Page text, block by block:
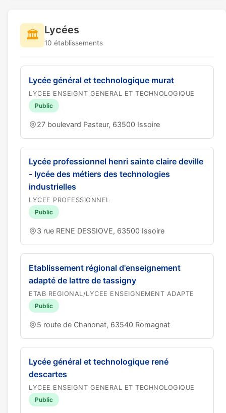
🏛️ Lycées
10 établissements
Lycée général et technologique murat
LYCEE ENSEIGNT GENERAL ET TECHNOLOGIQUE
Public
27 boulevard Pasteur, 63500 Issoire
Lycée professionnel henri sainte claire deville
- lycée des métiers des technologies
industrielles
LYCEE PROFESSIONNEL
Public
3 rue RENE DESSIOVE, 63500 Issoire
Etablissement régional d'enseignement
adapté de lattre de tassigny
ETAB REGIONAL/LYCEE ENSEIGNEMENT ADAPTE
Public
5 route de Chanonat, 63540 Romagnat
Lycée général et technologique rené
descartes
LYCEE ENSEIGNT GENERAL ET TECHNOLOGIQUE
Public